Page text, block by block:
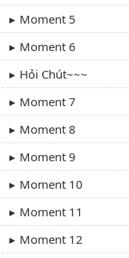
Moment 5
Moment 6
Hỏi Chút~~~
Moment 7
Moment 8
Moment 9
Moment 10
Moment 11
Moment 12